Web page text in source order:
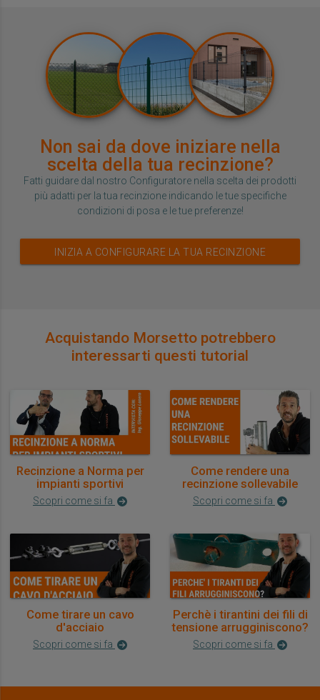
Non sai da dove iniziare nella
scelta della tua recinzione?
Fatti guidare dal nostro Configuratore nella scelta dei prodotti
più adatti per la tua recinzione indicando le tue specifiche
condizioni di posa e le tue preferenze!
INIZIA A CONFIGURARE LA TUA RECINZIONE
Acquistando Morsetto potrebbero
interessarti questi tutorial
Recinzione a Norma per
impianti sportivi
Scopri come si fa
Come rendere una
recinzione sollevabile
Scopri come si fa
Come tirare un cavo
d'acciaio
Scopri come si fa
Perchè i tirantini dei fili di
tensione arrugginiscono?
Scopri come si fa